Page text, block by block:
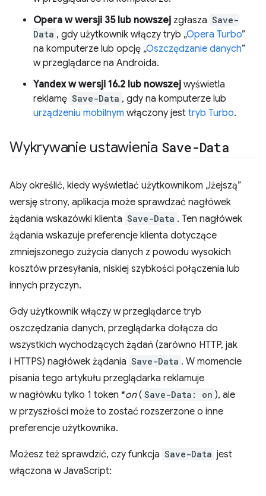
Opera w wersji 35 lub nowszej zgłasza Save-
Data , gdy użytkownik włączy tryb „Opera Turbo”
na komputerze lub opcję „Oszczędzanie danych”
w przeglądarce na Androida.
Yandex w wersji 16.2 lub nowszej wyświetla
reklamę Save-Data , gdy na komputerze lub
urządzeniu mobilnym włączony jest tryb Turbo.
Wykrywanie ustawienia Save-Data
Aby określić, kiedy wyświetlać użytkownikom „lżejszą”
wersję strony, aplikacja może sprawdzać nagłówek
żądania wskazówki klienta Save-Data . Ten nagłówek
żądania wskazuje preferencje klienta dotyczące
zmniejszonego zużycia danych z powodu wysokich
kosztów przesyłania, niskiej szybkości połączenia lub
innych przyczyn.
Gdy użytkownik włączy w przeglądarce tryb
oszczędzania danych, przeglądarka dołącza do
wszystkich wychodzących żądań (zarówno HTTP, jak
i HTTPS) nagłówek żądania Save-Data . W momencie
pisania tego artykułu przeglądarka reklamuje
w nagłówku tylko 1 token *on( Save-Data: on ), ale
w przyszłości może to zostać rozszerzone o inne
preferencje użytkownika.
Możesz też sprawdzić, czy funkcja Save-Data jest
włączona w JavaScript: